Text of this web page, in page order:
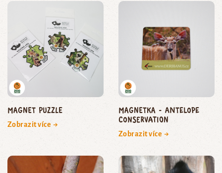
Magnet puzzle
Zobrazit více →
Magnetka - Antelope
Conservation
Zobrazit více →